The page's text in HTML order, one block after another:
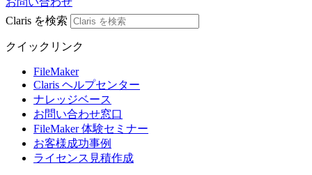
Claris を検索
クイックリンク
FileMaker
Claris ヘルプセンター
ナレッジベース
お問い合わせ窓口
FileMaker 体験セミナー
お客様成功事例
ライセンス見積作成